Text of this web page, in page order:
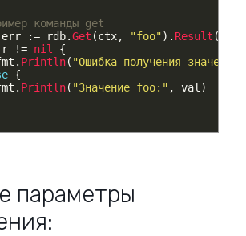
команды get
err := rdb.Get (ctx, "foo") . Result (
!= nil
{
. Println( "Ошибка получения
{
. Println( "Значение foo:" , val )
параметры